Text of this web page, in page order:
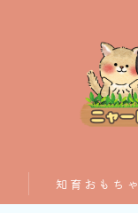
知育おもちゃ
おすすめ絵本